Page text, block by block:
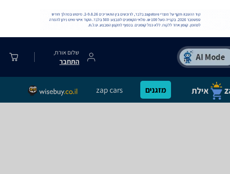
שלום אורח,
התחבר
מזגנים zap cars